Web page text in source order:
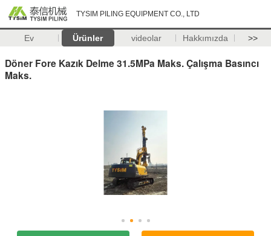
TYSIM PILING EQUIPMENT CO., LTD
Ev Ürünler videolar Hakkımızda >>
Döner Fore Kazık Delme 31.5MPa Maks. Çalışma Basıncı
Maks.